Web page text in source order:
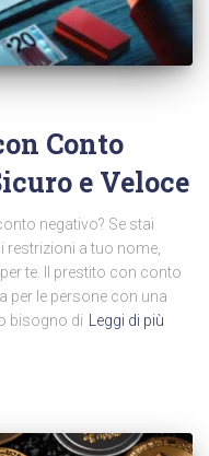
Conto
e Veloce
negativo? Se stai
restrizioni a tuo nome,
te. Il prestito con conto
per le persone con una
bisogno di
Leggi di più